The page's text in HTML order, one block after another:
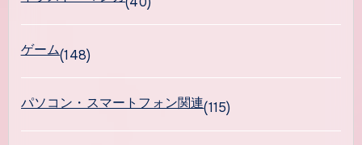
ゲーム(148)
パソコン・スマートフォン関連(115)